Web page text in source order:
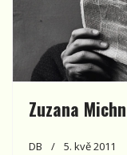
Zuzana
DB 5. kvě 2011